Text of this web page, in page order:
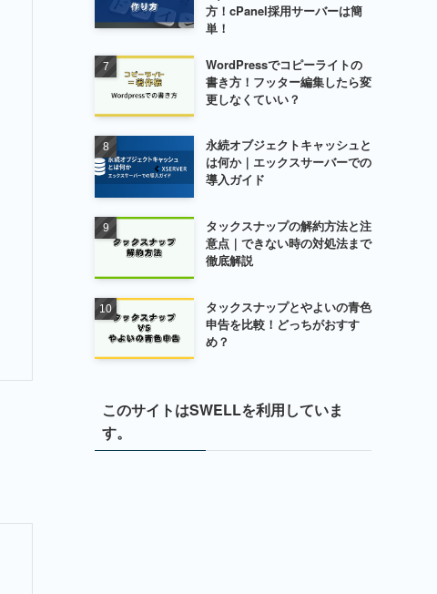
方！cPanel採用サーバーは簡
単！
WordPressでコピーライトの
書き方！フッター編集したら変
更しなくていい？
永続オブジェクトキャッシュと
は何か｜エックスサーバーでの
導入ガイド
タックスナップの解約方法と注
意点｜できない時の対処法まで
徹底解説
タックスナップとやよいの青色
申告を比較！どっちがおすす
め？
このサイトはSWELLを利用していま
す。